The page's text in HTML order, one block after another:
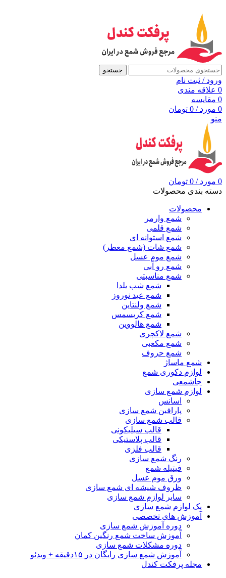
جستجو
ورود / ثبت نام
0 علاقه مندی
0 مقايسه
0 مورد /
0 تومان
منو
0 مورد /
0 تومان
دسته بندی محصولات
محصولات
شمع وارمر
شمع قلمی
شمع استوانه ای
شمع شات (شمع معطر)
شمع موم عسل
شمع رو آبی
شمع مناسبتی
شمع شب یلدا
شمع عید نوروز
شمع ولنتاین
شمع کریسمس
شمع هالووین
شمع لاکچری
شمع مکعبی
شمع حروف
شمع ماساژ
لوازم دکوری شمع
جاشمعی
لوازم شمع سازی
اسانس
پارافین شمع سازی
قالب شمع سازی
قالب سیلیکونی
قالب پلاستیکی
قالب فلزی
رنگ شمع سازی
فیتیله شمع
ورق موم عسل
ظروف شیشه ای شمع سازی
سایر لوازم شمع سازی
پک لوازم شمع سازی
آموزش های تخصصی
دوره آموزش شمع سازی
آموزش ساخت شمع رنگین کمان
دوره مشکلات شمع سازی
آموزش شمع سازی رایگان در ۱۵دقیقه + ویدئو
مجله پرفکت کندل